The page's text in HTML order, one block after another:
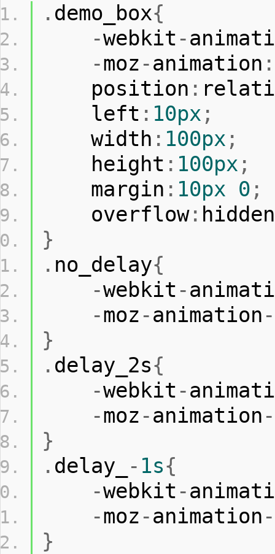
. demo_box{
-webkit -
-moz -animation :
position :
left : 10px ;
width : 100px ;
height : 100px ;
margin : 10px 0 ;
overflow: hidden
}
. no_delay{
-webkit -
-moz -animation -
}
. delay_2s{
-webkit -
-moz -animation -
}
. delay_ - 1s{
-webkit -
-moz -animation -
}